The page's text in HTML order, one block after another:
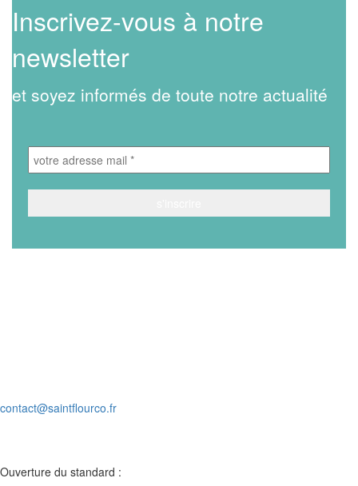
Inscrivez-vous à notre
newsletter
et soyez informés de toute notre actualité
contact@saintflourco.fr
Ouverture du standard :